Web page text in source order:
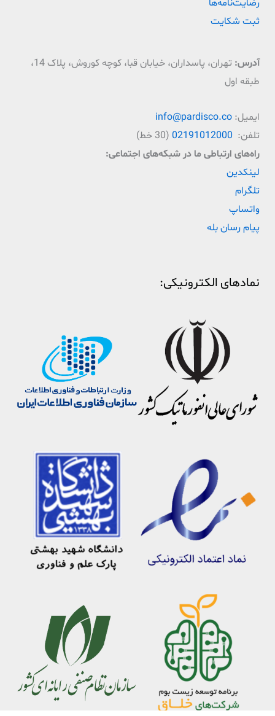
رضایت‌نامه‌ها
ثبت شکایت
آدرس:
تهران، پاسداران، خیابان قبا، کوچه کوروش، پلاک 14،
طبقه اول
ایمیل: info@pardisco.co
تلفن: 02191012000 (30 خط)
راه‌‌های ارتباطی ما در شبکه‌های اجتماعی:
لینکدین
تلگرام
واتساپ
پیام رسان بله
نمادهای الکترونیکی: